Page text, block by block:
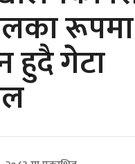
रूपमा
हुदै गेटा